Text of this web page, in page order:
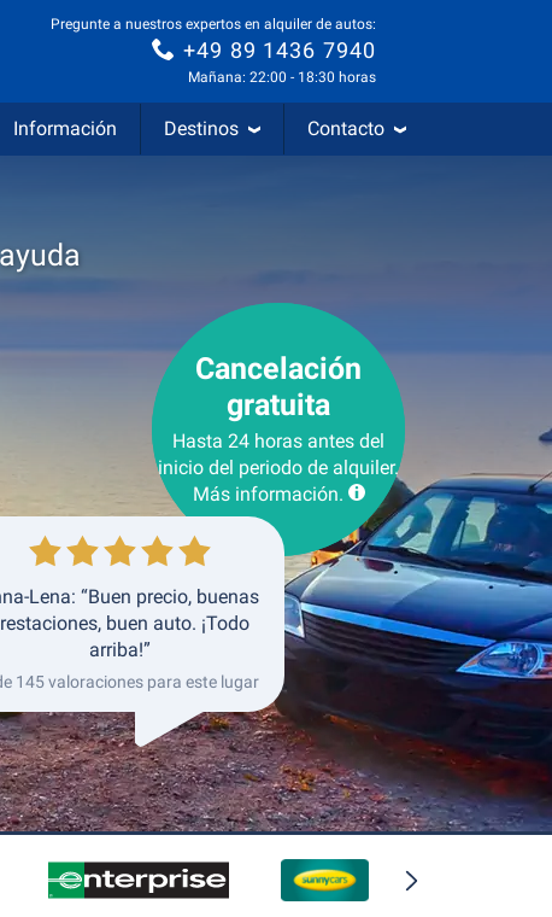
Pregunte a nuestros expertos en alquiler de autos:
+49 89 1436 7940
Mañana: 22:00 - 18:30 horas
Información Destinos Contacto
Cancelación
gratuita
Hasta 24 horas antes del
inicio del periodo de alquiler.
Más información.
Lena: “Buen precio, buenas
buen auto. ¡Todo
arriba!”
145 valoraciones para este lugar